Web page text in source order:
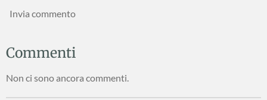
Invia commento
Commenti
Non ci sono ancora commenti.